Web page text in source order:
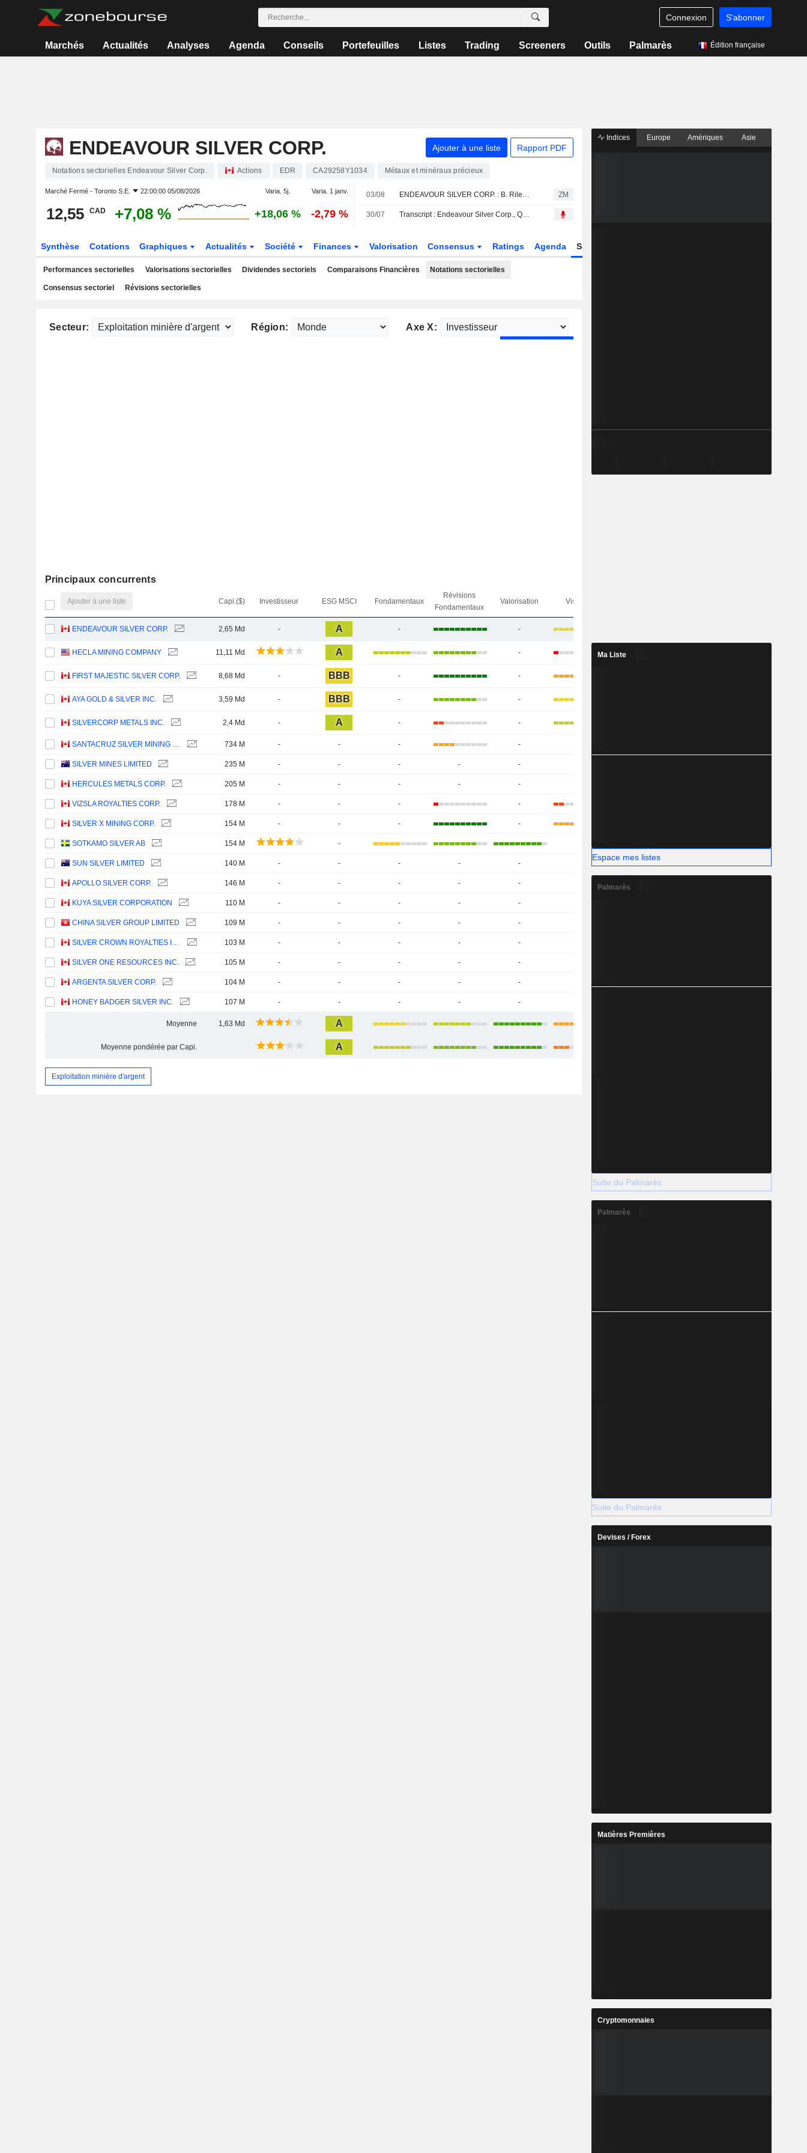
Connexion S'abonner
Marchés Actualités Analyses Agenda Conseils Portefeuilles Listes Trading Screeners Outils Palmarès Édition française
ENDEAVOUR SILVER CORP. Ajouter à une liste Rapport PDF
Notations sectorielles Endeavour Silver Corp. Actions EDR CA29258Y1034 Métaux et minéraux précieux
Marché Fermé - Toronto S.E. 22:00:00 05/08/2026 Varia. 5j. Varia. 1 janv.
12,55 CAD +7,08 % +18,06 % -2,79 %
03/08 ENDEAVOUR SILVER CORP. : B. Riley favorable sur le dossier ZM
30/07 Transcript : Endeavour Silver Corp., Q2 2026 Earnings Call, Jul 30, 2026
Synthèse Cotations Graphiques Actualités Société Finances Valorisation Consensus Ratings Agenda Secteur
Performances sectorielles Valorisations sectorielles Dividendes sectoriels Comparaisons Financières Notations sectorielles
Consensus sectoriel Révisions sectorielles
Secteur: Région: Axe X:
Principaux concurrents
Ajouter à une liste Capi.($) Investisseur ESG MSCI Fondamentaux
Révisions
Fondamentaux
Valorisation Visibilité
ENDEAVOUR SILVER CORP. 2,65 Md - A - -
HECLA MINING COMPANY 11,11 Md A -
FIRST MAJESTIC SILVER CORP. 8,68 Md - BBB - -
AYA GOLD & SILVER INC. 3,59 Md - BBB - -
SILVERCORP METALS INC. 2,4 Md - A - -
SANTACRUZ SILVER MINING LTD. 734 M - - - -
SILVER MINES LIMITED 235 M - - - - -
HERCULES METALS CORP. 205 M - - - - -
VIZSLA ROYALTIES CORP. 178 M - - - -
SILVER X MINING CORP. 154 M - - - -
SOTKAMO SILVER AB 154 M -
SUN SILVER LIMITED 140 M - - - - -
APOLLO SILVER CORP. 146 M - - - - -
KUYA SILVER CORPORATION 110 M - - - - -
CHINA SILVER GROUP LIMITED 109 M - - - - -
SILVER CROWN ROYALTIES INC. 103 M - - - - -
SILVER ONE RESOURCES INC. 105 M - - - - -
ARGENTA SILVER CORP. 104 M - - - - -
HONEY BADGER SILVER INC. 107 M - - - - -
Moyenne 1,63 Md A
Moyenne pondérée par Capi. A
Exploitation minière d'argent
Indices Europe Amériques Asie
Ma Liste
Espace mes listes
Palmarès
Suite du Palmarès
Palmarès
Suite du Palmarès
Devises / Forex
Matières Premières
Cryptomonnaies